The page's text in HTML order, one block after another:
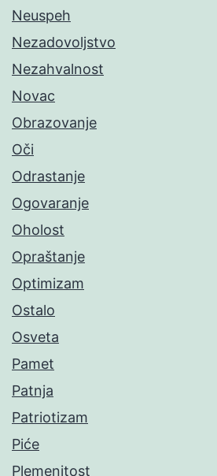
Neuspeh
Nezadovoljstvo
Nezahvalnost
Novac
Obrazovanje
Oči
Odrastanje
Ogovaranje
Oholost
Opraštanje
Optimizam
Ostalo
Osveta
Pamet
Patnja
Patriotizam
Piće
Plemenitost